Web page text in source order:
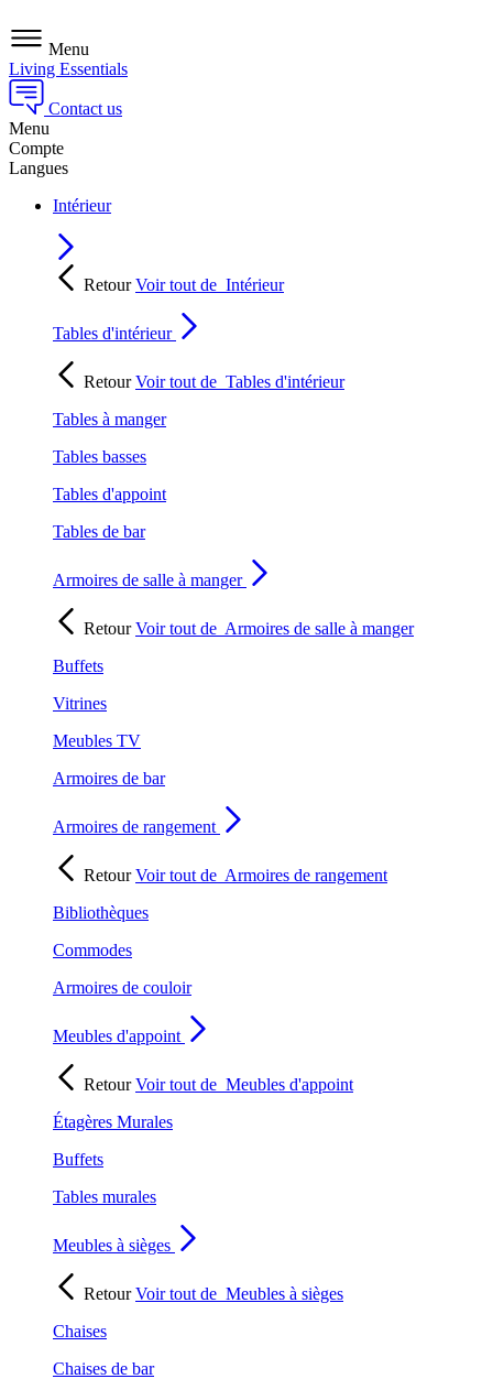
Menu
Living Essentials
Contact us
Menu
Compte
Langues
Intérieur
RetourVoir tout de Intérieur
Tables d'intérieur
RetourVoir tout de Tables d'intérieur
Tables à manger
Tables basses
Tables d'appoint
Tables de bar
Armoires de salle à manger
RetourVoir tout de Armoires de salle à manger
Buffets
Vitrines
Meubles TV
Armoires de bar
Armoires de rangement
RetourVoir tout de Armoires de rangement
Bibliothèques
Commodes
Armoires de couloir
Meubles d'appoint
RetourVoir tout de Meubles d'appoint
Étagères Murales
Buffets
Tables murales
Meubles à sièges
RetourVoir tout de Meubles à sièges
Chaises
Chaises de bar